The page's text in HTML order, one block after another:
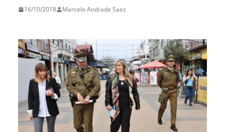
16/10/2018 Marcelo Andrade Saez